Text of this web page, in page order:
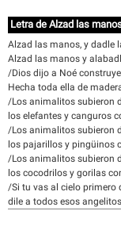
Letra de Alzad las
Alzad las manos, y dadle
Alzad las manos y
/Dios dijo a Noé
Hecha toda ella de
/Los animalitos subieron
los elefantes y canguros
/Los animalitos subieron
los pajarillos y pingüinos
/Los animalitos subieron
los cocodrilos y gorilas
/Si tu vas al cielo primero
dile a todos esos